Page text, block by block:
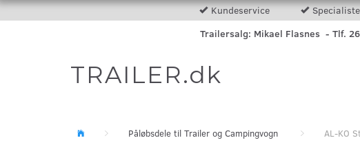
Kundeservice
Trailersalg: Mikael Flasnes - Tlf.
TRAILER.dk
Påløbsdele til Trailer og Campingvogn AL-KO